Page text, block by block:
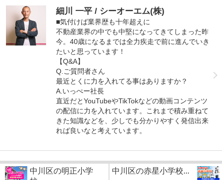
細川 一平 / シーオーエム(株)
■気付けば業界歴も十年超えに
不動産業界の中でも中堅になってきてしまった昨
今。40歳になるまでは全力疾走で前に進んでいき
たいと思っています！
【Q&A】
Q.ご質問者さん
最近とくに力を入れてる事はありますか？
A.いっぺー社長
直近だとYouTubeやTikTokなどの動画コンテンツ
の配信に力を入れています。これまで積み重ねて
きた知識などを、少しでも分かりやすく発信出来
れば良いなと考えています。
中川区の明正小学
中川区の赤星小学校...